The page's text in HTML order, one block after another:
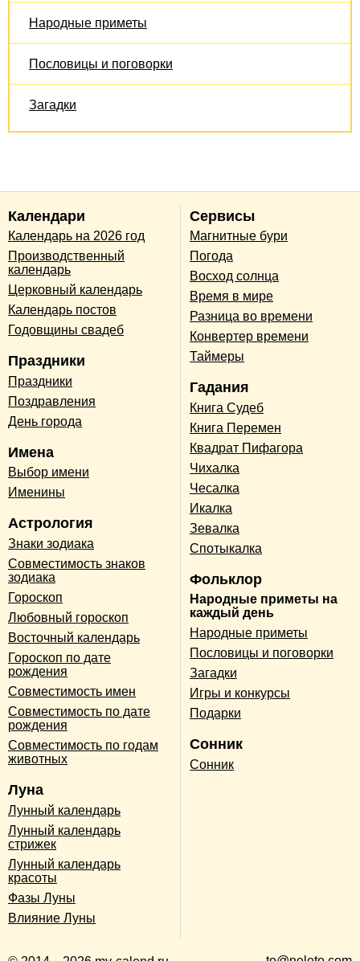
Народные приметы
Пословицы и поговорки
Загадки
Календари
Календарь на 2026 год
Производственный
календарь
Церковный календарь
Календарь постов
Годовщины свадеб
Праздники
Праздники
Поздравления
День города
Имена
Выбор имени
Именины
Астрология
Знаки зодиака
Совместимость знаков
зодиака
Гороскоп
Любовный гороскоп
Восточный календарь
Гороскоп по дате
рождения
Совместимость имен
Совместимость по дате
рождения
Совместимость по годам
животных
Луна
Лунный календарь
Лунный календарь
стрижек
Лунный календарь
красоты
Фазы Луны
Влияние Луны
Сервисы
Магнитные бури
Погода
Восход солнца
Время в мире
Разница во времени
Конвертер времени
Таймеры
Гадания
Книга Судеб
Книга Перемен
Квадрат Пифагора
Чихалка
Чесалка
Икалка
Зевалка
Спотыкалка
Фольклор
Народные приметы на
каждый день
Народные приметы
Пословицы и поговорки
Загадки
Игры и конкурсы
Подарки
Сонник
Сонник